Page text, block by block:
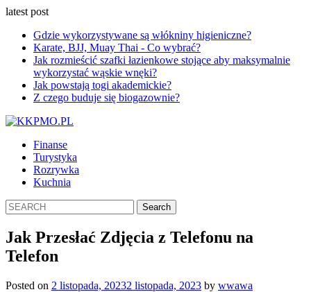
latest post
Gdzie wykorzystywane są włókniny higieniczne?
Karate, BJJ, Muay Thai - Co wybrać?
Jak rozmieścić szafki łazienkowe stojące aby maksymalnie
wykorzystać wąskie wnęki?
Jak powstają togi akademickie?
Z czego buduje się biogazownie?
Finanse
Turystyka
Rozrywka
Kuchnia
Jak Przesłać Zdjęcia z Telefonu na
Telefon
Posted on 2 listopada, 20232 listopada, 2023 by wwawa